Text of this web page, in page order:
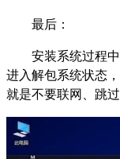
最后：
安装系统过程
进入解包系统状态
就是不要联网、跳